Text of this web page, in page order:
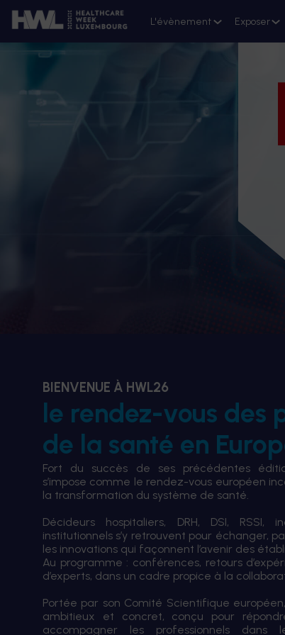
L'évènement Exposer
BIENVENUE À HWL26
le rendez-vous des
de la santé en
Fort du succès de ses précédentes
s’impose comme le rendez-vous européen
la transformation du système de santé.
Décideurs hospitaliers, DRH, DSI, RSSI,
institutionnels s’y retrouvent pour échanger,
les innovations qui façonnent l’avenir des
Au programme : conférences, retours
d’experts, dans un cadre propice à la
Portée par son Comité Scientifique
ambitieux et concret, conçu pour
accompagner les professionnels dans